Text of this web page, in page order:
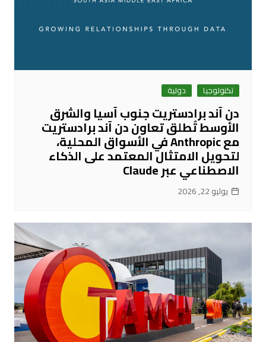
تكنولوجيا دولية
دن آند برادستريت جنوب آسيا والشرق
الأوسط تُطلق تعاون دن آند برادستريت
مع Anthropic في الأسواق المحلية،
لتحويل الامتثال المعتمد على الذكاء
الاصطناعي عبر Claude
يوليو 22, 2026